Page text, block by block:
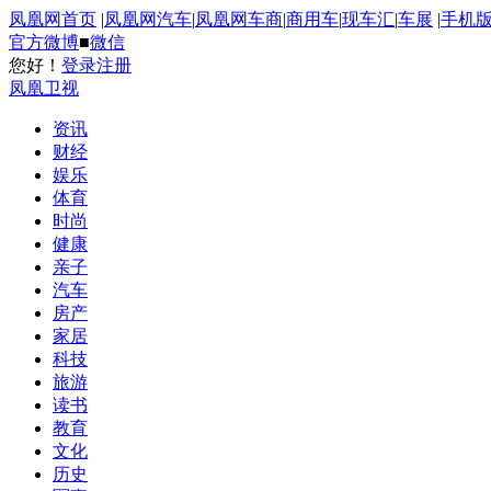
凤凰网首页 |凤凰网汽车|凤凰网车商|商用车|现车汇|车展 |手机版
官方微博■微信
您好！ 登录注册
凤凰卫视
资讯
财经
娱乐
体育
时尚
健康
亲子
汽车
房产
家居
科技
旅游
读书
教育
文化
历史